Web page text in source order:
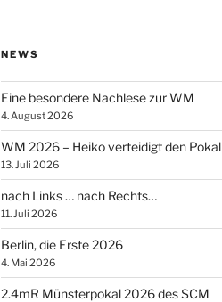
NEWS
Eine besondere Nachlese zur WM
4. August 2026
WM 2026 – Heiko verteidigt den Pokal
13. Juli 2026
nach Links … nach Rechts…
11. Juli 2026
Berlin, die Erste 2026
4. Mai 2026
2.4mR Münsterpokal 2026 des SCM